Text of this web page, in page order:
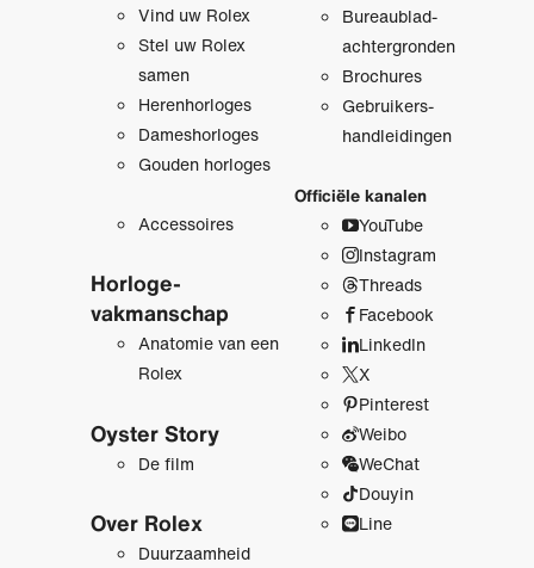
Vind uw Rolex
Stel uw Rolex
samen
Herenhorloges
Dameshorloges
Gouden horloges
Accessoires
Horloge­
vakmanschap
Anatomie van een
Rolex
Oyster Story
De film
Over Rolex
Duurzaamheid
Bureaublad­
achtergronden
Brochures
Gebruikers­
handleidingen
Officiële kanalen
YouTube
Instagram
Threads
Facebook
LinkedIn
X
Pinterest
Weibo
WeChat
Douyin
Line